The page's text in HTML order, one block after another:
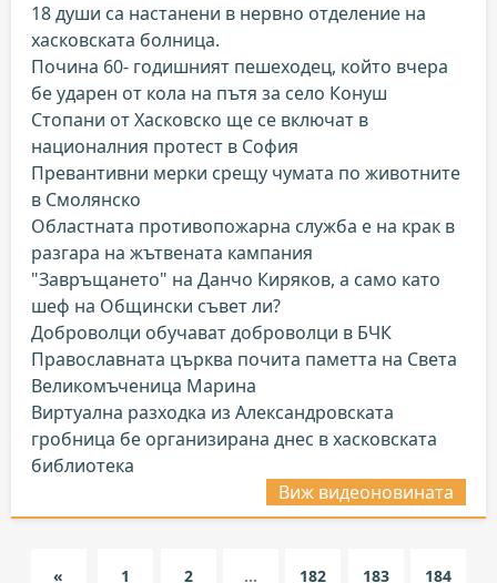
18 души са настанени в нервно отделение на
хасковската болница.
Почина 60- годишният пешеходец, който вчера
бе ударен от кола на пътя за село Конуш
Стопани от Хасковско ще се включат в
националния протест в София
Превантивни мерки срещу чумата по животните
в Смолянско
Областната противопожарна служба е на крак в
разгара на жътвената кампания
"Завръщането" на Данчо Киряков, а само като
шеф на Общински съвет ли?
Доброволци обучават доброволци в БЧК
Православната църква почита паметта на Света
Великомъченица Марина
Виртуална разходка из Александровската
гробница бе организирана днес в хасковската
библиотека
Виж видеоновината
« 1 2 ... 182 183 184